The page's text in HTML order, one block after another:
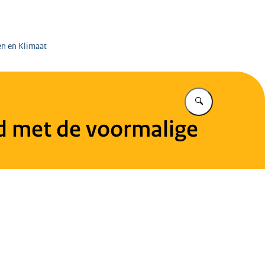
en Klimaat
Vul in wat u
met de voormalige